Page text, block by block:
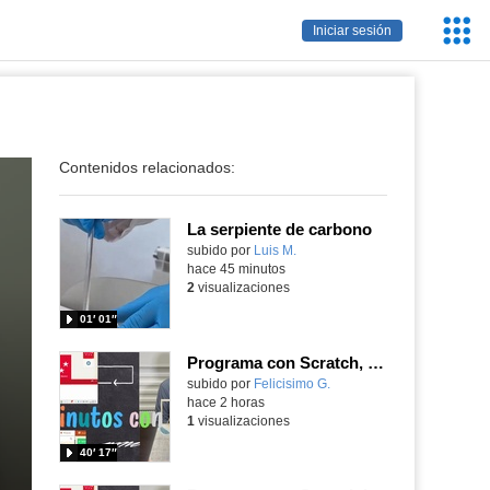
Iniciar sesión
Contenidos relacionados:
La serpiente de carbono
Contenido educativo.
subido por Luis M.
01′ 01″
hace 45 minutos
2 visualizaciones
Programa con Scratch, 8 diferentes juegos para vivir la emoción de los partidos de España en el mundial 2026
Contenido educativo.
subido por Felicisimo G.
40′ 17″
hace 2 horas
1 visualizaciones